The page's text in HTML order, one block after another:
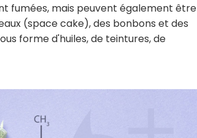
fumées, mais peuvent également être
(space cake), des bonbons et des
forme d'huiles, de teintures, de